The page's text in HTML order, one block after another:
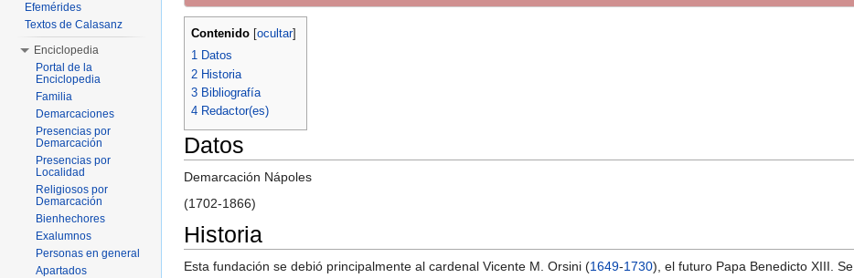
Contenido ocultar]
1 Datos
2 Historia
3 Bibliografía
4 Redactor(es)
Datos
Demarcación Nápoles
(1702-1866)
Historia
Esta fundación se debió principalmente al cardenal Vicente M. Orsini (1649-1730), el futuro Papa Benedicto XIII. Se
Efemérides
Textos de Calasanz
Enciclopedia
Portal de la
Enciclopedia
Familia
Demarcaciones
Presencias por
Demarcación
Presencias por
Localidad
Religiosos por
Demarcación
Bienhechores
Exalumnos
Personas en general
Apartados